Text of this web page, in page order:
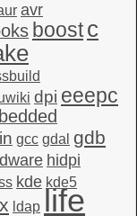
avr
boost c
dpi eeepc
gcc gdal gdb
hidpi
kde kde5
ldap life